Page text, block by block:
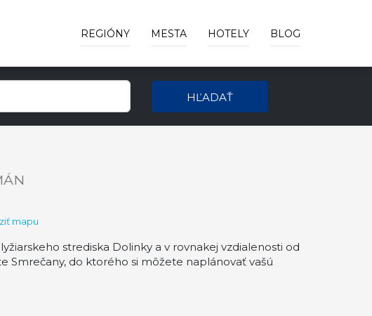
REGIÓNY MESTA HOTELY BLOG
HĽADAŤ
mapu
strediska Dolinky a v rovnakej vzdialenosti od
Smrečany, do ktorého si môžete naplánovať vašú